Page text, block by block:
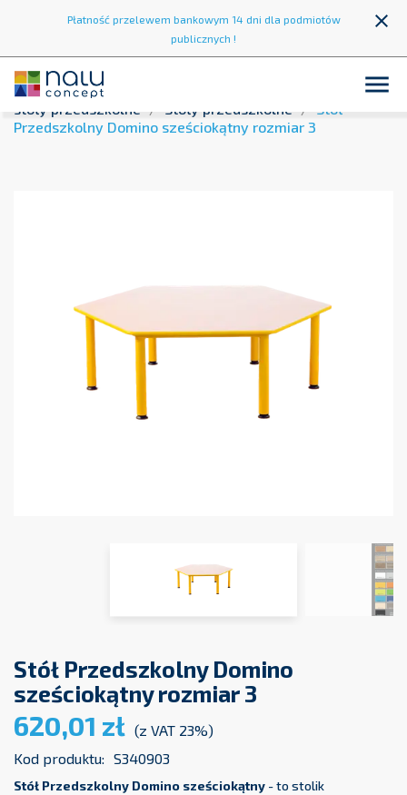
Płatność przelewem bankowym 14 dni dla podmiotów
publicznych !
close

Strona główna
Krzesła i
stoły przedszkolne
Stoły przedszkolne
Stół
Przedszkolny Domino sześciokątny rozmiar 3
Stół Przedszkolny Domino
sześciokątny rozmiar 3
620,01 zł (z VAT 23%)
Kod produktu: S340903
Stół Przedszkolny Domino sześciokątny - to stolik